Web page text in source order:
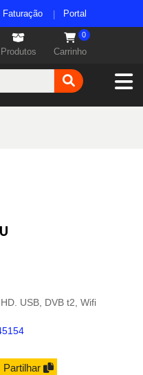
Faturação Portal
Produtos Carrinho
0
USB, DVB t2, Wifi
Partilhar